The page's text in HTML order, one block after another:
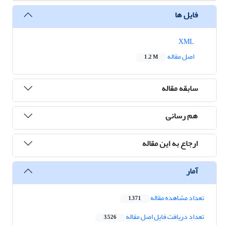
فایل ها
اصل مقاله
1.2 M
سابقه مقاله
هم رسانی
ارجاع به این مقاله
آمار
تعداد مشاهده مقاله 1,371
تعداد دریافت فایل اصل مقاله 3,526